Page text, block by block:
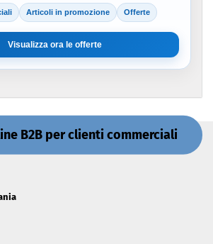
Articoli in promozione Offerte
Visualizza ora le offerte
B2B per clienti commerciali